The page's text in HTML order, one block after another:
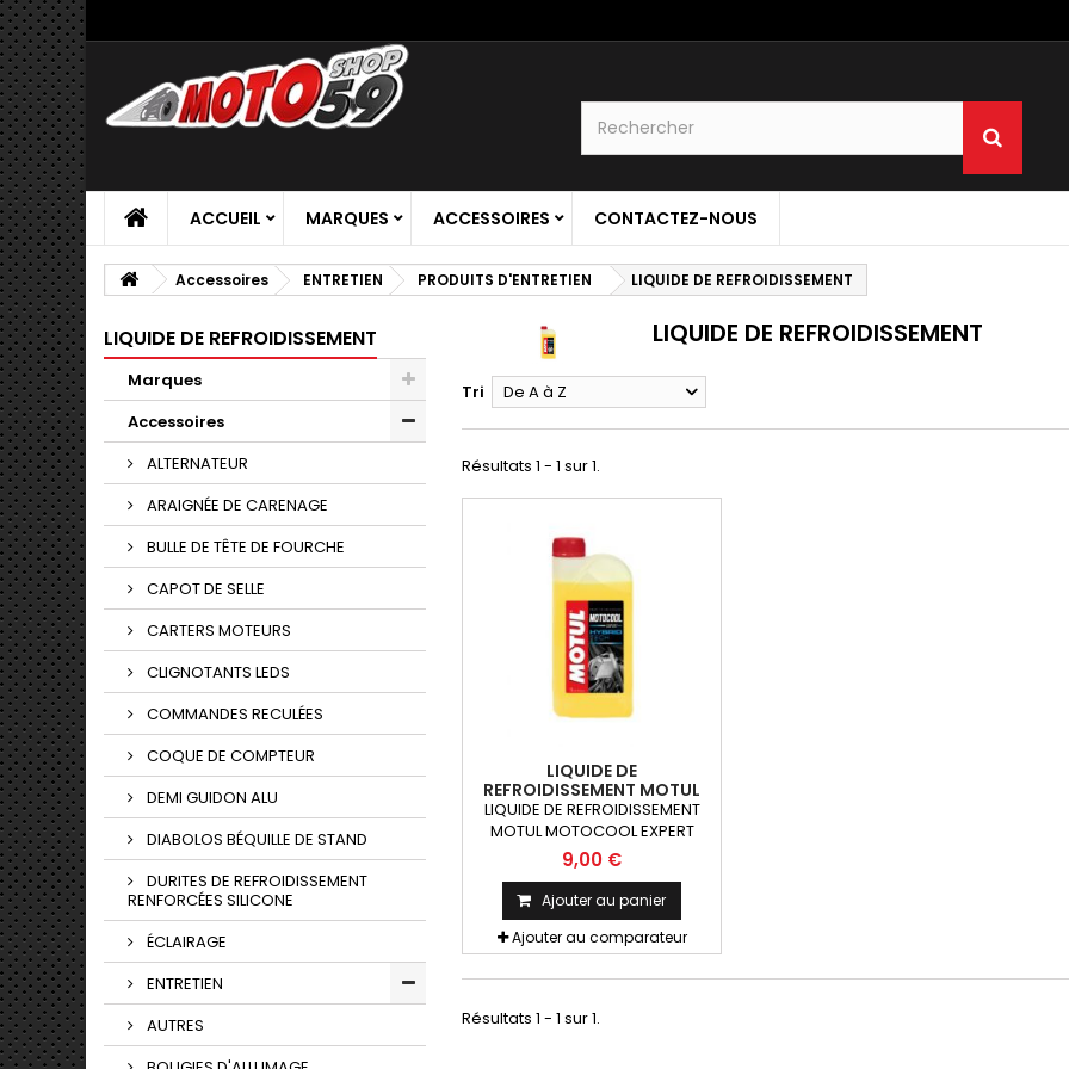
ACCUEIL MARQUES ACCESSOIRES CONTACTEZ-NOUS
Accessoires ENTRETIEN PRODUITS D'ENTRETIEN LIQUIDE DE REFROIDISSEMENT
LIQUIDE DE REFROIDISSEMENT
Marques
Accessoires
ALTERNATEUR
ARAIGNÉE DE CARENAGE
BULLE DE TÊTE DE FOURCHE
CAPOT DE SELLE
CARTERS MOTEURS
CLIGNOTANTS LEDS
COMMANDES RECULÉES
COQUE DE COMPTEUR
DEMI GUIDON ALU
DIABOLOS BÉQUILLE DE STAND
DURITES DE REFROIDISSEMENT
RENFORCÉES SILICONE
ÉCLAIRAGE
ENTRETIEN
AUTRES
LIQUIDE DE REFROIDISSEMENT
Tri De A à Z
Résultats 1 - 1 sur 1.
LIQUIDE DE
REFROIDISSEMENT MOTUL
MOTOCOOL EXPERT -37
DEGRÉS 1L
LIQUIDE DE REFROIDISSEMENT
MOTUL MOTOCOOL EXPERT
-37°C 1L
9,00 €
Ajouter au panier
Ajouter au comparateur
Résultats 1 - 1 sur 1.